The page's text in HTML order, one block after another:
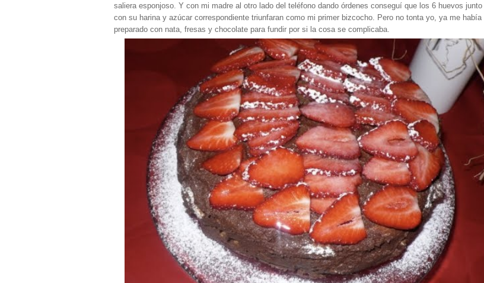
saliera esponjoso. Y con mi madre al otro lado del teléfono dando órdenes conseguí que los 6 huevos junto
con su harina y azúcar correspondiente triunfaran como mi primer bizcocho. Pero no tonta yo, ya me había
preparado con nata, fresas y chocolate para fundir por si la cosa se complicaba.